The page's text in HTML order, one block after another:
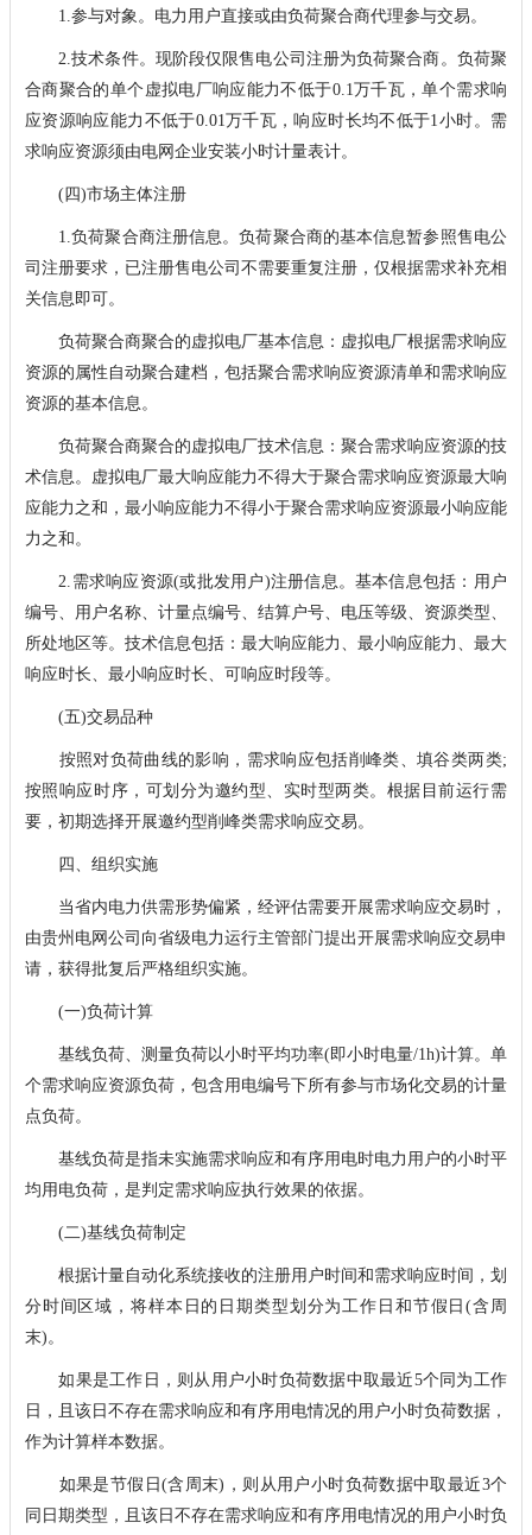
1.参与对象。电力用户直接或由负荷聚合商代理参与交易。
2.技术条件。现阶段仅限售电公司注册为负荷聚合商。负荷聚
合商聚合的单个虚拟电厂响应能力不低于0.1万千瓦，单个需求响
应资源响应能力不低于0.01万千瓦，响应时长均不低于1小时。需
求响应资源须由电网企业安装小时计量表计。
(四)市场主体注册
1.负荷聚合商注册信息。负荷聚合商的基本信息暂参照售电公
司注册要求，已注册售电公司不需要重复注册，仅根据需求补充相
关信息即可。
负荷聚合商聚合的虚拟电厂基本信息：虚拟电厂根据需求响应
资源的属性自动聚合建档，包括聚合需求响应资源清单和需求响应
资源的基本信息。
负荷聚合商聚合的虚拟电厂技术信息：聚合需求响应资源的技
术信息。虚拟电厂最大响应能力不得大于聚合需求响应资源最大响
应能力之和，最小响应能力不得小于聚合需求响应资源最小响应能
力之和。
2.需求响应资源(或批发用户)注册信息。基本信息包括：用户
编号、用户名称、计量点编号、结算户号、电压等级、资源类型、
所处地区等。技术信息包括：最大响应能力、最小响应能力、最大
响应时长、最小响应时长、可响应时段等。
(五)交易品种
按照对负荷曲线的影响，需求响应包括削峰类、填谷类两类;
按照响应时序，可划分为邀约型、实时型两类。根据目前运行需
要，初期选择开展邀约型削峰类需求响应交易。
四、组织实施
当省内电力供需形势偏紧，经评估需要开展需求响应交易时，
由贵州电网公司向省级电力运行主管部门提出开展需求响应交易申
请，获得批复后严格组织实施。
(一)负荷计算
基线负荷、测量负荷以小时平均功率(即小时电量/1h)计算。单
个需求响应资源负荷，包含用电编号下所有参与市场化交易的计量
点负荷。
基线负荷是指未实施需求响应和有序用电时电力用户的小时平
均用电负荷，是判定需求响应执行效果的依据。
(二)基线负荷制定
根据计量自动化系统接收的注册用户时间和需求响应时间，划
分时间区域，将样本日的日期类型划分为工作日和节假日(含周
末)。
如果是工作日，则从用户小时负荷数据中取最近5个同为工作
日，且该日不存在需求响应和有序用电情况的用户小时负荷数据，
作为计算样本数据。
如果是节假日(含周末)，则从用户小时负荷数据中取最近3个
同日期类型，且该日不存在需求响应和有序用电情况的用户小时负